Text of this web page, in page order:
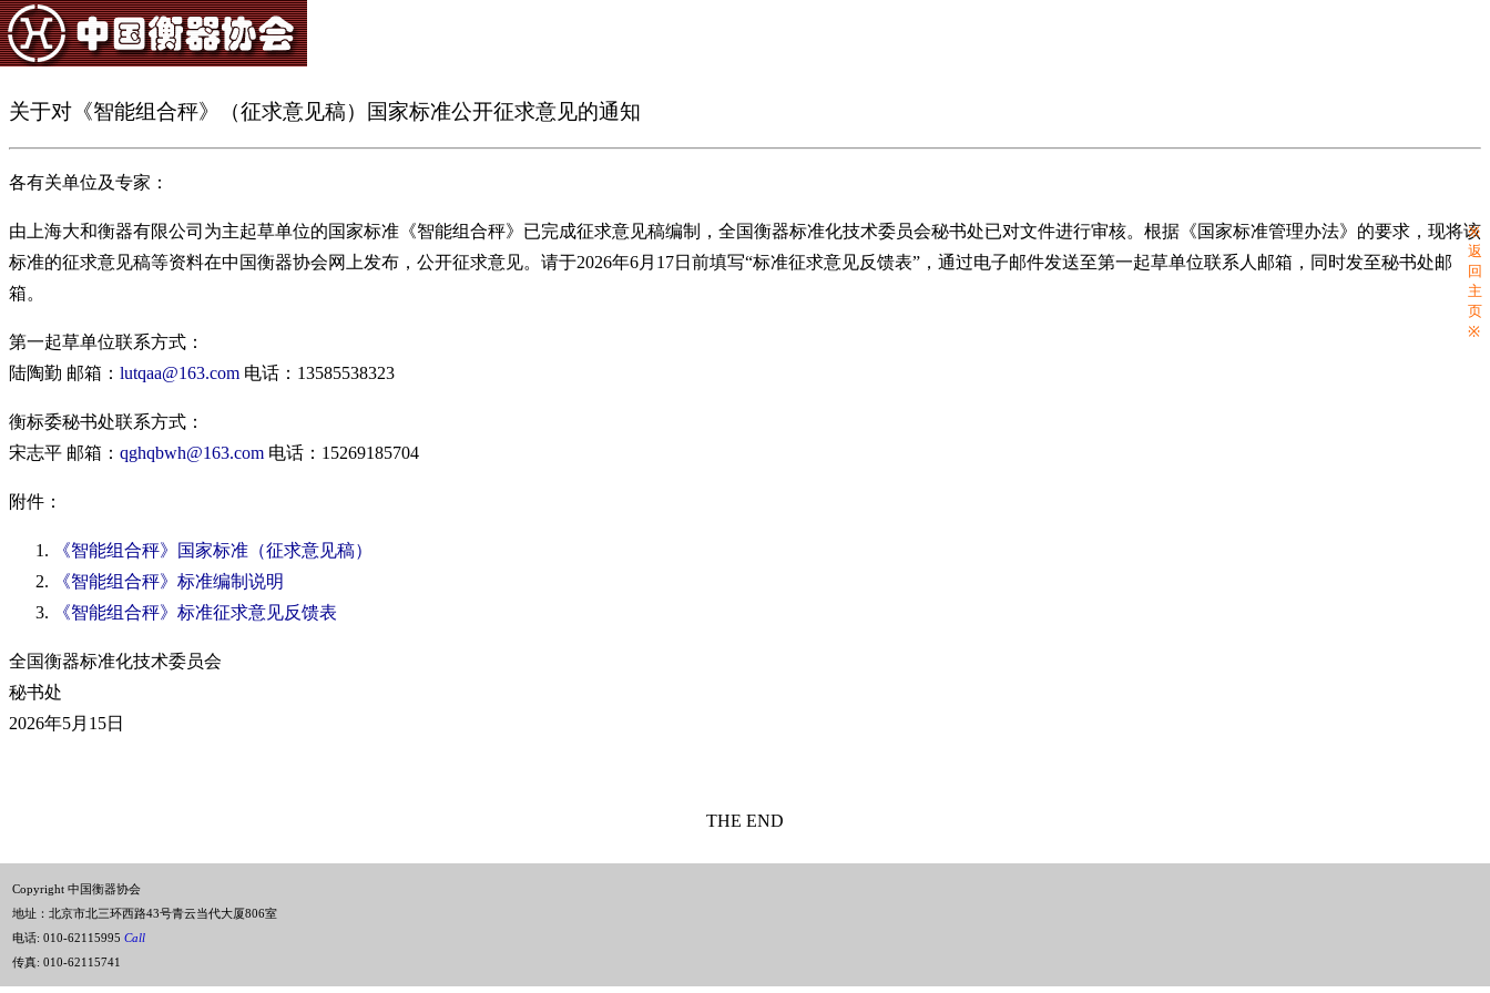
关于对《智能组合秤》（征求意见稿）国家标准公开征求意见的通知
各有关单位及专家：
由上海大和衡器有限公司为主起草单位的国家标准《智能组合秤》已完成征求意见稿编制，全国衡器标准化技术委员会秘书处已对文件进行审核。根据《国家标准管理办法》的要求，现将该
标准的征求意见稿等资料在中国衡器协会网上发布，公开征求意见。请于2026年6月17日前填写“标准征求意见反馈表”，通过电子邮件发送至第一起草单位联系人邮箱，同时发至秘书处邮
箱。
第一起草单位联系方式：
陆陶勤 邮箱： lutqaa@163.com 电话：13585538323
衡标委秘书处联系方式：
宋志平 邮箱： qghqbwh@163.com 电话：15269185704
附件：
《智能组合秤》国家标准（征求意见稿）
《智能组合秤》标准编制说明
《智能组合秤》标准征求意见反馈表
全国衡器标准化技术委员会
秘书处
2026年5月15日
THE END
Copyright 中国衡器协会
地址：北京市北三环西路43号青云当代大厦806室
电话:010-62115995Call
传真: 010-62115741
※
返
回
主
页
※